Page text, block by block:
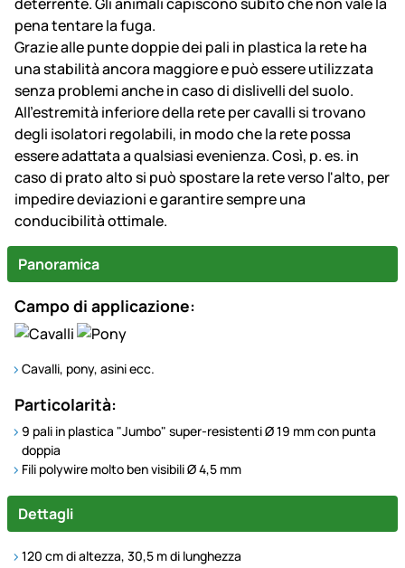
deterrente. Gli animali capiscono subito che non vale la
pena tentare la fuga.
Grazie alle punte doppie dei pali in plastica la rete ha
una stabilità ancora maggiore e può essere utilizzata
senza problemi anche in caso di dislivelli del suolo.
All'estremità inferiore della rete per cavalli si trovano
degli isolatori regolabili, in modo che la rete possa
essere adattata a qualsiasi evenienza. Così, p. es. in
caso di prato alto si può spostare la rete verso l'alto, per
impedire deviazioni e garantire sempre una
conducibilità ottimale.
Panoramica
Campo di applicazione:
Cavalli, pony, asini ecc.
Particolarità:
9 pali in plastica "Jumbo" super-resistenti Ø 19 mm con punta
doppia
Fili polywire molto ben visibili Ø 4,5 mm
Dettagli
120 cm di altezza, 30,5 m di lunghezza